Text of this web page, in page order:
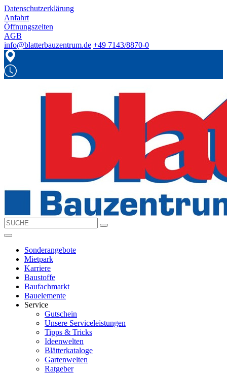
Datenschutzerklärung
Anfahrt
Öffnungszeiten
AGB
info@blatterbauzentrum.de +49 7143/8870-0
Sonderangebote
Mietpark
Karriere
Baustoffe
Baufachmarkt
Bauelemente
Service
Gutschein
Unsere Serviceleistungen
Tipps & Tricks
Ideenwelten
Blätterkataloge
Gartenwelten
Ratgeber